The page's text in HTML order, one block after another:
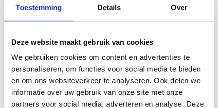
Toestemming Details Over
Deze website maakt gebruik van cookies
We gebruiken cookies om content en advertenties te
personaliseren, om functies voor social media te bieden
en om ons websiteverkeer te analyseren. Ook delen we
informatie over uw gebruik van onze site met onze
partners voor social media, adverteren en analyse. Deze
€86,95 Excl. btw
In winkelwagen
Rechte schotkoppeling
Excl. btw